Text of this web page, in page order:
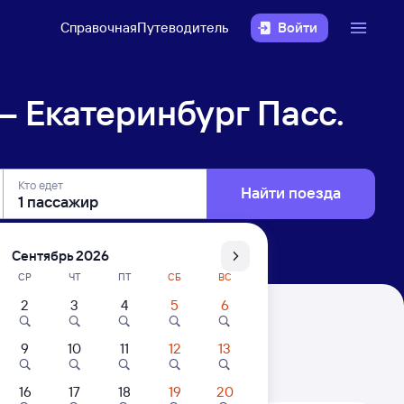
СправочнаяПутеводитель Войти
Пасс.
Кто едет Найти поезда
Цены за 1 пассажира
Сентябрь 2026
СР ЧТ ПТ СБ ВС
2 3 4 5 6
9 10 11 12 13
16 17 18 19 20